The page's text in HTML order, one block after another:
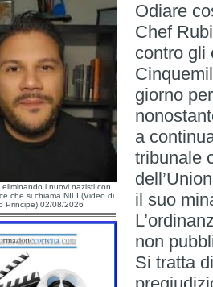
eliminando i nuovi nazisti con
che si chiama NILI (Video di
Principe) 02/08/2026
Odiare
Chef
contro gli
giorno
a
tribunale
il suo
non
Si tratta